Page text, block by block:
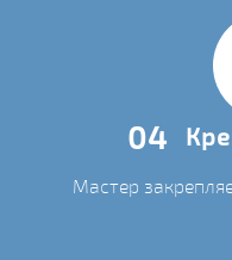
04
Мастер